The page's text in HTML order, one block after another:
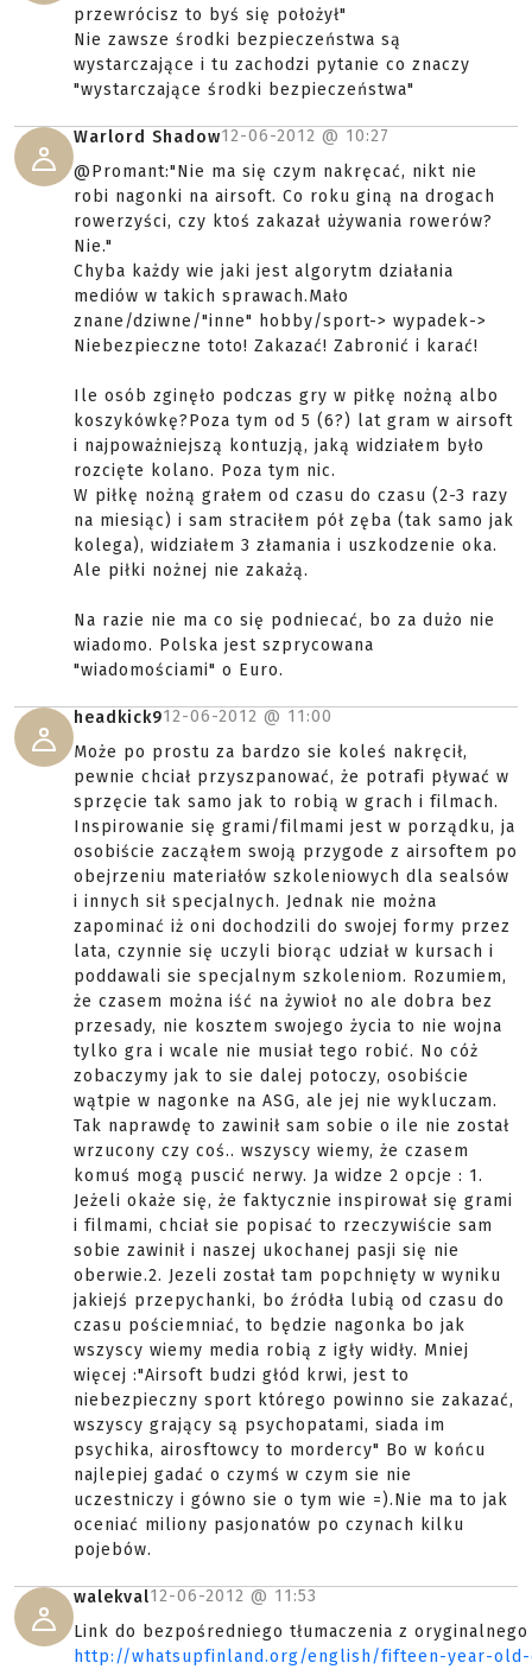
przewrócisz to byś się położył"
Nie zawsze środki bezpieczeństwa są
wystarczające i tu zachodzi pytanie co znaczy
"wystarczające środki bezpieczeństwa"
Warlord Shadow12-06-2012 @ 10:27
@Promant:"Nie ma się czym nakręcać, nikt nie
robi nagonki na airsoft. Co roku giną na drogach
rowerzyści, czy ktoś zakazał używania rowerów?
Nie."
Chyba każdy wie jaki jest algorytm działania
mediów w takich sprawach.Mało
znane/dziwne/"inne" hobby/sport-> wypadek->
Niebezpieczne toto! Zakazać! Zabronić i karać!
Ile osób zginęło podczas gry w piłkę nożną albo
koszykówkę?Poza tym od 5 (6?) lat gram w airsoft
i najpoważniejszą kontuzją, jaką widziałem było
rozcięte kolano. Poza tym nic.
W piłkę nożną grałem od czasu do czasu (2-3 razy
na miesiąc) i sam straciłem pół zęba (tak samo jak
kolega), widziałem 3 złamania i uszkodzenie oka.
Ale piłki nożnej nie zakażą.
Na razie nie ma co się podniecać, bo za dużo nie
wiadomo. Polska jest szprycowana
"wiadomościami" o Euro.
headkick912-06-2012 @ 11:00
Może po prostu za bardzo sie koleś nakręcił,
pewnie chciał przyszpanować, że potrafi pływać w
sprzęcie tak samo jak to robią w grach i filmach.
Inspirowanie się grami/filmami jest w porządku, ja
osobiście zacząłem swoją przygode z airsoftem po
obejrzeniu materiałów szkoleniowych dla sealsów
i innych sił specjalnych. Jednak nie można
zapominać iż oni dochodzili do swojej formy przez
lata, czynnie się uczyli biorąc udział w kursach i
poddawali sie specjalnym szkoleniom. Rozumiem,
że czasem można iść na żywioł no ale dobra bez
przesady, nie kosztem swojego życia to nie wojna
tylko gra i wcale nie musiał tego robić. No cóż
zobaczymy jak to sie dalej potoczy, osobiście
wątpie w nagonke na ASG, ale jej nie wykluczam.
Tak naprawdę to zawinił sam sobie o ile nie został
wrzucony czy coś.. wszyscy wiemy, że czasem
komuś mogą puscić nerwy. Ja widze 2 opcje : 1.
Jeżeli okaże się, że faktycznie inspirował się grami
i filmami, chciał sie popisać to rzeczywiście sam
sobie zawinił i naszej ukochanej pasji się nie
oberwie.2. Jezeli został tam popchnięty w wyniku
jakiejś przepychanki, bo źródła lubią od czasu do
czasu pościemniać, to będzie nagonka bo jak
wszyscy wiemy media robią z igły widły. Mniej
więcej :"Airsoft budzi głód krwi, jest to
niebezpieczny sport którego powinno sie zakazać,
wszyscy grający są psychopatami, siada im
psychika, airosftowcy to mordercy" Bo w końcu
najlepiej gadać o czymś w czym sie nie
uczestniczy i gówno sie o tym wie =).Nie ma to jak
oceniać miliony pasjonatów po czynach kilku
pojebów.
walekval12-06-2012 @ 11:53
Link do bezpośredniego tłumaczenia z oryginalnego
http://whatsupfinland.org/english/fifteen-year-